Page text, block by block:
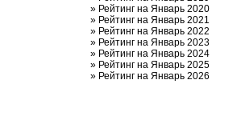
» Рейтинг на Январь 2020
» Рейтинг на Январь 2021
» Рейтинг на Январь 2022
» Рейтинг на Январь 2023
» Рейтинг на Январь 2024
» Рейтинг на Январь 2025
» Рейтинг на Январь 2026